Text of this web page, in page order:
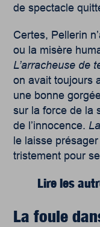
de spectacle
Certes, Pellerin
ou la misère
L’arracheuse de
on avait toujours
une bonne
sur la force de la
de l’innocence.
le laisse
tristement pour
Lire les
La foule